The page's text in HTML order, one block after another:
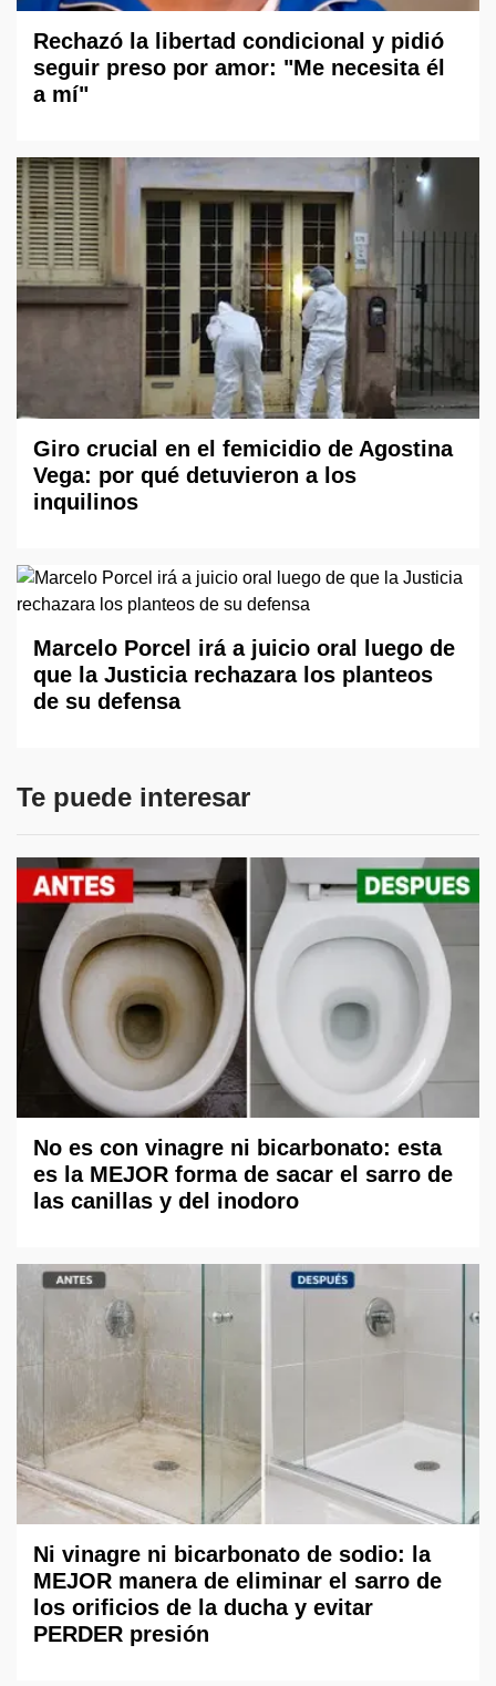
Rechazó la libertad condicional y pidió
seguir preso por amor: "Me necesita él
a mí"
Giro crucial en el femicidio de Agostina
Vega: por qué detuvieron a los
inquilinos
Marcelo Porcel irá a juicio oral luego de
que la Justicia rechazara los planteos
de su defensa
Te puede interesar
No es con vinagre ni bicarbonato: esta
es la MEJOR forma de sacar el sarro de
las canillas y del inodoro
Ni vinagre ni bicarbonato de sodio: la
MEJOR manera de eliminar el sarro de
los orificios de la ducha y evitar
PERDER presión